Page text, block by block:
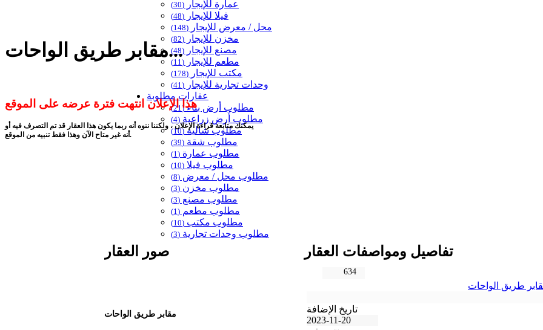
عمارة للإيجار (30)
فيلا للإيجار (48)
محل / معرض للإيجار (148)
مخزن للإيجار (82)
مصنع للإيجار (48)
مطعم للإيجار (11)
مكتب للإيجار (178)
وحدات تجارية للإيجار (41)
عقارات مطلوبة
مطلوب أرض بناء(21)
مطلوب أرض زراعية (4)
مطلوب شاليه(10)
مطلوب شقة (39)
مطلوب عمارة (1)
مطلوب فيلا (10)
مطلوب محل / معرض (8)
مطلوب مخزن (3)
مطلوب مصنع (3)
مطلوب مطعم (1)
مطلوب مكتب (10)
مطلوب وحدات تجارية (3)
مقابر طريق الواحات...
هذا الإعلان انتهت فترة عرضه على الموقع
يمكنك متابعة قراءة الإعلان ، ولكننا ننوه أنه ربما يكون هذا العقار قد تم التصرف فيه أو
أنه غير متاح الآن وهذا فقط تنبيه من الموقع.
تفاصيل ومواصفات العقار
634
طريق الواحات
تاريخ الإضافة
2023-11-20
صور العقار
مقابر طريق الواحات